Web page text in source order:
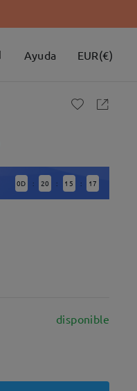
Ayuda EUR(€)
0D : 20 : 15 : 16
disponible